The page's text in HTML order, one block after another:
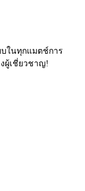
บในทุกแมตช์การ
ผู้เชี่ยวชาญ!